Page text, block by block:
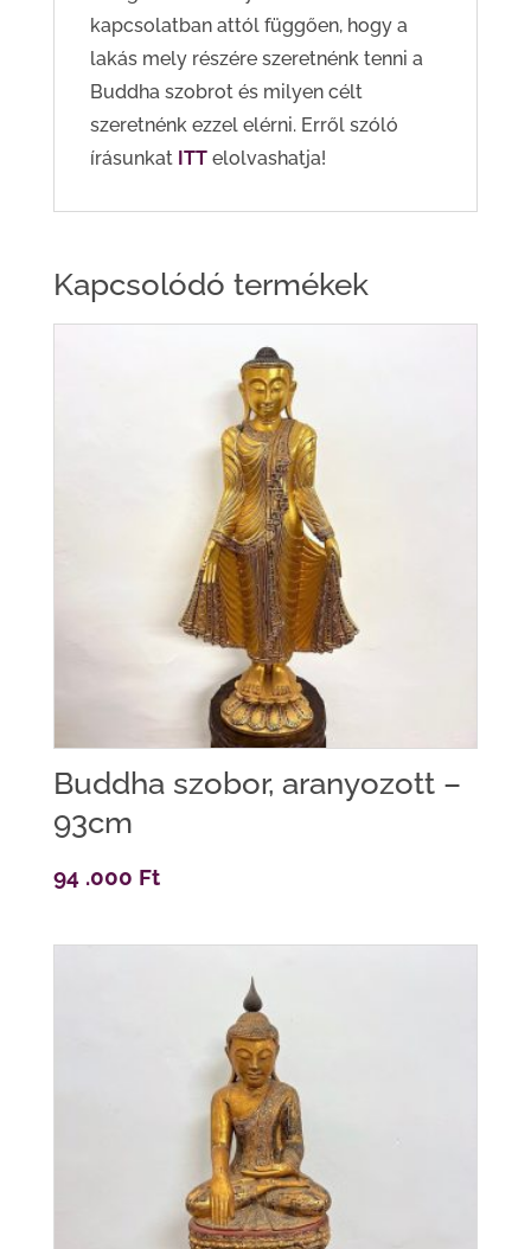
kapcsolatban attól függően, hogy a
lakás mely részére szeretnénk tenni a
Buddha szobrot és milyen célt
szeretnénk ezzel elérni. Erről szóló
írásunkat ITT elolvashatja!
Kapcsolódó termékek
Buddha szobor, aranyozott –
93cm
94 .000 Ft